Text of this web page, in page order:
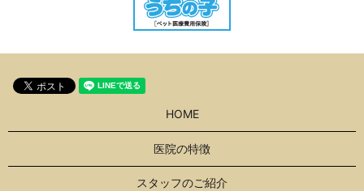
HOME
医院の特徴
スタッフのご紹介